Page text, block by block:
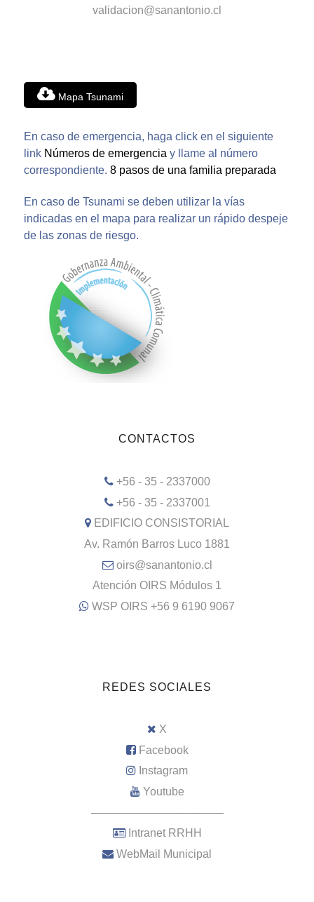
validacion@sanantonio.cl
Mapa Tsunami
En caso de emergencia, haga click en el siguiente
link Números de emergencia y llame al número
correspondiente. 8 pasos de una familia preparada
En caso de Tsunami se deben utilizar la vías
indicadas en el mapa para realizar un rápido despeje
de las zonas de riesgo.
CONTACTOS
+56 - 35 - 2337000
+56 - 35 - 2337001
EDIFICIO CONSISTORIAL
Av. Ramón Barros Luco 1881
oirs@sanantonio.cl
Atención OIRS Módulos 1
WSP OIRS +56 9 6190 9067
REDES SOCIALES
X
Facebook
Instagram
Youtube
–––––––––––––––––––––
Intranet RRHH
WebMail Municipal